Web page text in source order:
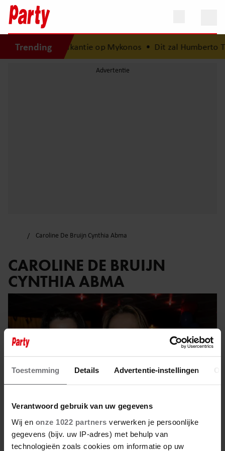
Toestemming Details Advertentie-instellingen
Verantwoord gebruik van uw gegevens
Wij en onze 1022 partners verwerken je persoonlijke
gegevens (bijv. uw IP-adres) met behulp van
technologieën zoals cookies om informatie op uw
Trending
na van droomvakantie op Mykonos•Dit zal Humberto
Caroline De Bruijn Cynthia Abma
CAROLINE DE BRUIJN
CYNTHIA ABMA